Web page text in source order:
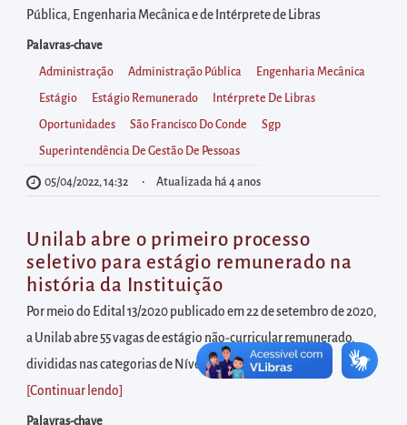
diretamente
à
área
para
realizar
buscas
internas
Acessar
diretamente
as
informações
postas
no
rodapé
Pública, Engenharia Mecânica e de Intérprete de Libras
Palavras-chave
Administração Administração Pública Engenharia Mecânica
Estágio Estágio Remunerado Intérprete De Libras
Oportunidades São Francisco Do Conde Sgp
Superintendência De Gestão De Pessoas
05/04/2022, 14:32 Atualizada há 4 anos
Unilab abre o primeiro processo
seletivo para estágio remunerado na
história da Instituição
Por meio do Edital 13/2020 publicado em 22 de setembro de 2020,
a Unilab abre 55 vagas de estágio não-curricular remunerado,
divididas nas categorias de Nível Superior 30h, Nível...
[Continuar lendo
Palavras-chave